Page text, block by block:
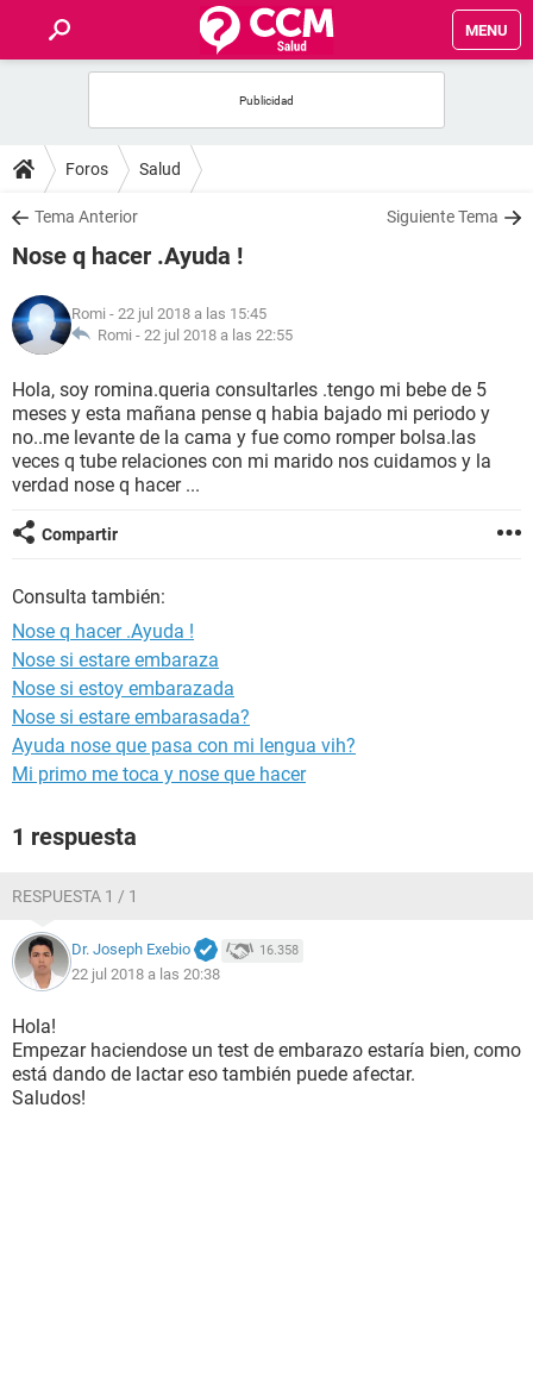
MENU
FOROS
SALUD
NUTRICIÓN
BIENESTAR
SEXUALIDAD
GLOSARIO
Foros Salud
Tema Anterior Siguiente Tema
Nose q hacer .Ayuda !
Romi - 22 jul 2018 a las 15:45
Romi - 22 jul 2018 a las 22:55
Hola, soy romina.queria consultarles .tengo mi bebe de 5
meses y esta mañana pense q habia bajado mi periodo y
no..me levante de la cama y fue como romper bolsa.las
veces q tube relaciones con mi marido nos cuidamos y la
verdad nose q hacer ...
Compartir
Consulta también:
Nose q hacer .Ayuda !
Nose si estare embaraza
Nose si estoy embarazada
Nose si estare embarasada?
Ayuda nose que pasa con mi lengua vih?
Mi primo me toca y nose que hacer
1 respuesta
RESPUESTA 1 / 1
Dr. Joseph Exebio 16.358
22 jul 2018 a las 20:38
Hola!
Empezar haciendose un test de embarazo estaría bien, como
está dando de lactar eso también puede afectar.
Saludos!